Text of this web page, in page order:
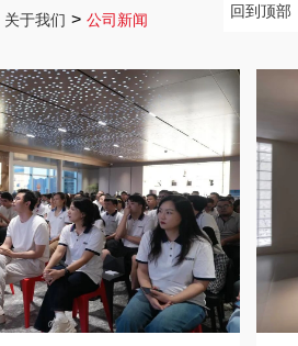
关于我们 > 公司新闻
回到顶部